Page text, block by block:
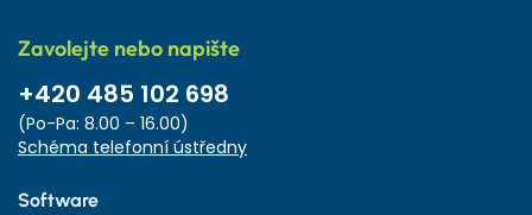
Zavolejte nebo napište
+420 485 102 698
(Po-Pa: 8.00 – 16.00)
Schéma telefonní ústředny
Software